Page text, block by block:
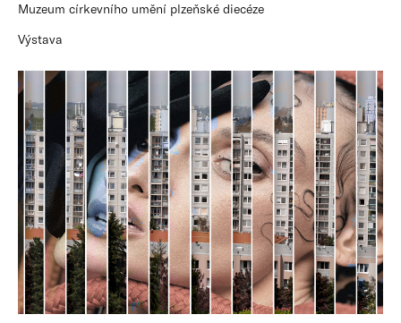
Muzeum církevního umění plzeňské diecéze
Výstava